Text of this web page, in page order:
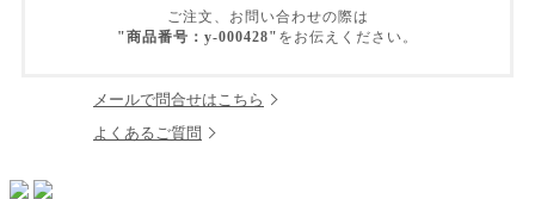
ご注文、お問い合わせの際は
"商品番号：y-000428" をお伝えください。
メールで問合せはこちら
よくあるご質問